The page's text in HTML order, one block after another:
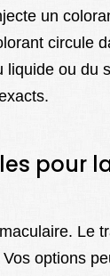
un
circule
liquide ou du
pour
Le
options